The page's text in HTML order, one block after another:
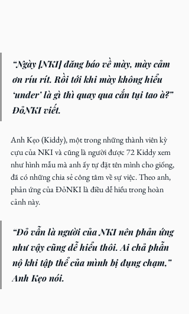
“Ngày [NKI] đăng báo về mày, mày cảm
ơn ríu rít. Rồi tới khi mày không hiểu
‘under’ là gì thì quay qua cắn tụi tao à?”
ĐỏNKI viết.
Anh Kẹo (Kiddy), một trong những thành viên kỳ
cựu của NKI và cũng là người được 72 Kiddy xem
như hình mẫu mà anh ấy tự đặt tên mình cho giống,
đã có những chia sẻ công tâm về sự việc. Theo anh,
phản ứng của ĐỏNKI là điều dễ hiểu trong hoàn
cảnh này.
“Đỏ vẫn là người của NKI nên phản ứng
như vậy cũng dễ hiểu thôi. Ai chả phẫn
nộ khi tập thể của mình bị đụng chạm,”
Anh Kẹo nói.